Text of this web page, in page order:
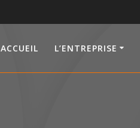
ACCUEIL L’ENTREPRISE